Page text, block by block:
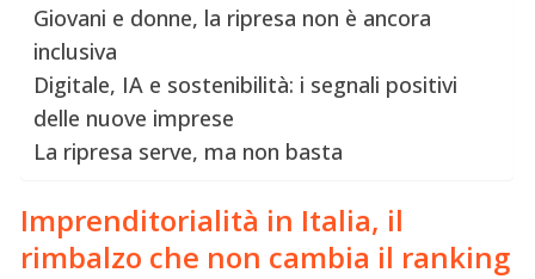
Giovani e donne, la ripresa non è ancora
inclusiva
Digitale, IA e sostenibilità: i segnali positivi
delle nuove imprese
La ripresa serve, ma non basta
Imprenditorialità in Italia, il
rimbalzo che non cambia il ranking